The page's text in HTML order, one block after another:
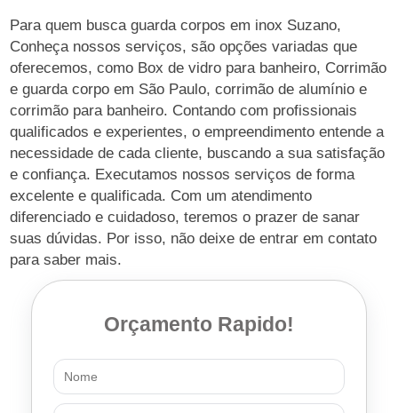
Para quem busca guarda corpos em inox Suzano,
Conheça nossos serviços, são opções variadas que
oferecemos, como Box de vidro para banheiro, Corrimão
e guarda corpo em São Paulo, corrimão de alumínio e
corrimão para banheiro. Contando com profissionais
qualificados e experientes, o empreendimento entende a
necessidade de cada cliente, buscando a sua satisfação
e confiança. Executamos nossos serviços de forma
excelente e qualificada. Com um atendimento
diferenciado e cuidadoso, teremos o prazer de sanar
suas dúvidas. Por isso, não deixe de entrar em contato
para saber mais.
Orçamento Rapido!